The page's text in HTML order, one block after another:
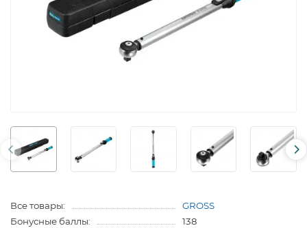
Все товары:
GROSS
Бонусные баллы:
138